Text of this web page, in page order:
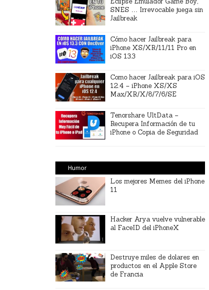
SNES … Irrevocable juega sin
Jailbreak
Cómo hacer Jailbreak para
iPhone XS/XR/11/11 Pro en
iOS 13.3
Como hacer Jailbreak para iOS
12.4 – iPhone XS/XS
Max/XR/X/8/7/6/SE
Tenorshare UltData –
Recupera Información de tu
iPhone o Copia de Seguridad
Humor
Los mejores Memes del iPhone
11
Hacker Arya vuelve vulnerable
al FaceID del iPhoneX
Destruye miles de dolares en
productos en el Apple Store
de Francia